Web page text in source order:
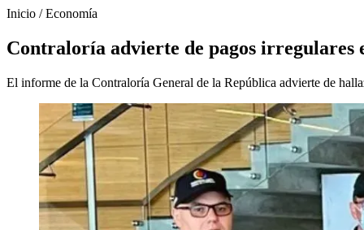
Inicio /Economía
Contraloría advierte de pagos irregulares
El informe de la Contraloría General de la República advierte de